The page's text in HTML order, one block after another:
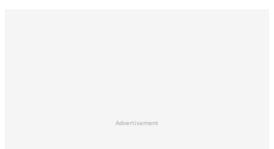
Advertisement